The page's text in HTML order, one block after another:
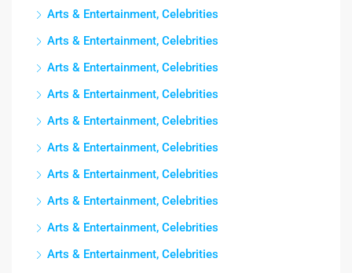
Arts & Entertainment, Celebrities
Arts & Entertainment, Celebrities
Arts & Entertainment, Celebrities
Arts & Entertainment, Celebrities
Arts & Entertainment, Celebrities
Arts & Entertainment, Celebrities
Arts & Entertainment, Celebrities
Arts & Entertainment, Celebrities
Arts & Entertainment, Celebrities
Arts & Entertainment, Celebrities